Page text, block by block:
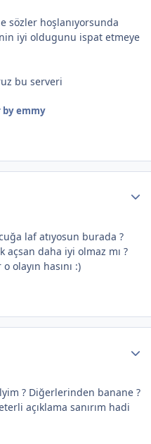
sözler hoşlanıyorsunda
iyi oldugunu ispat etmeye
bu serveri
by emmy
laf atıyosun burada ?
açsan daha iyi olmaz mı ?
olayın hasını :)
? Diğerlerinden banane ?
açıklama sanırım hadi